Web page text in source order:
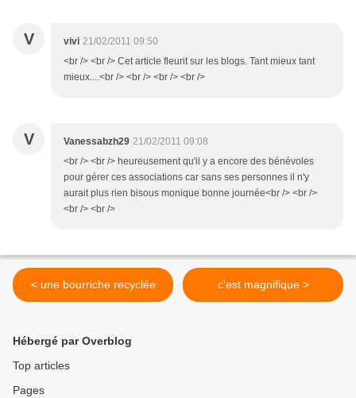
V vivi 21/02/2011 09:50
<br /> <br /> Cet article fleurit sur les blogs. Tant mieux tant
mieux....<br /> <br /> <br /> <br />
V Vanessabzh29 21/02/2011 09:08
<br /> <br /> heureusement qu'il y a encore des bénévoles
pour gérer ces associations car sans ses personnes il n'y
aurait plus rien bisous monique bonne journée<br /> <br />
<br /> <br />
< une bourriche recyclée c'est magnifique >
Hébergé par Overblog
Top articles
Pages